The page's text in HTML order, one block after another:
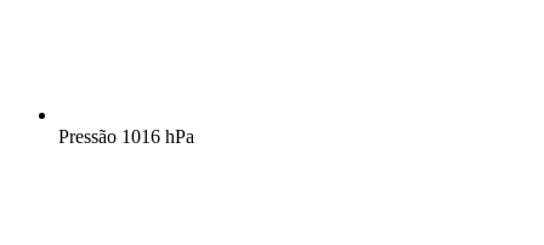
Pressão 1016 hPa